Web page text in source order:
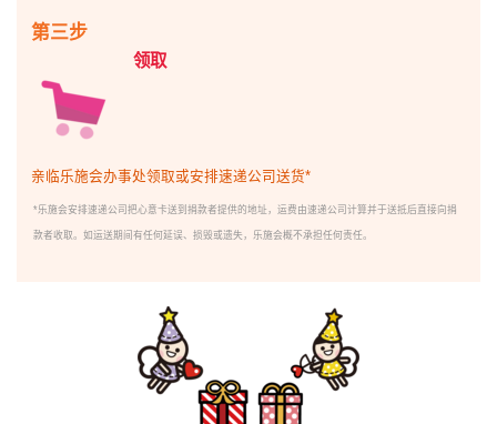
第三步
领取
亲临乐施会办事处领取或安排速递公司送货*
*乐施会安排速递公司把心意卡送到捐款者提供的地址，运费由速递公司计算并于送抵后直接向捐
款者收取。如运送期间有任何延误、损毁或遗失，乐施会概不承担任何责任。